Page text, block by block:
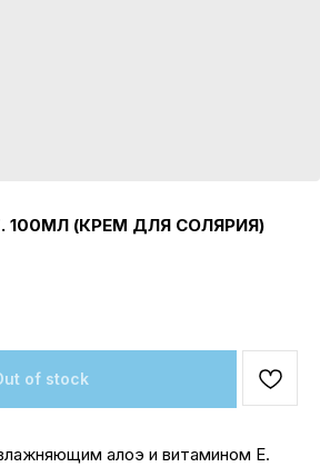
100МЛ (КРЕМ ДЛЯ СОЛЯРИЯ)
of stock
алоэ и витамином Е.